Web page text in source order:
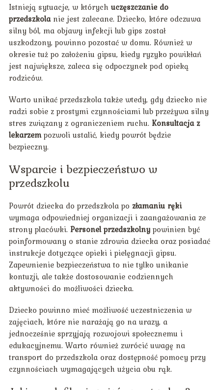
Istnieją sytuacje, w których uczęszczanie do
przedszkolanie jest zalecane. Dziecko, które odczuwa
silny ból, ma objawy infekcji lub gips został
uszkodzony, powinno pozostać w domu. Również w
okresie tuż po założeniu gipsu, kiedy ryzyko powikłań
jest największe, zaleca się odpoczynek pod opieką
rodziców.
Warto unikać przedszkola także wtedy, gdy dziecko nie
radzi sobie z prostymi czynnościami lub przeżywa silny
stres związany z ograniczeniem ruchu. Konsultacja z
lekarzempozwoli ustalić, kiedy powrót będzie
bezpieczny.
Wsparcie i bezpieczeństwo w
przedszkolu
Powrót dziecka do przedszkola po złamaniu ręki
wymaga odpowiedniej organizacji i zaangażowania ze
strony placówki. Personel przedszkolnypowinien być
poinformowany o stanie zdrowia dziecka oraz posiadać
instrukcje dotyczące opieki i pielęgnacji gipsu.
Zapewnienie bezpieczeństwa to nie tylko unikanie
kontuzji, ale także dostosowanie codziennych
aktywności do możliwości dziecka.
Dziecko powinno mieć możliwość uczestniczenia w
zajęciach, które nie narażają go na urazy, a
jednocześnie sprzyjają rozwojowi społecznemu i
edukacyjnemu. Warto również zwrócić uwagę na
transport do przedszkola oraz dostępność pomocy przy
czynnościach wymagających użycia obu rąk.